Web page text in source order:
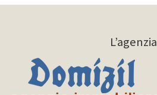
L’agenzia